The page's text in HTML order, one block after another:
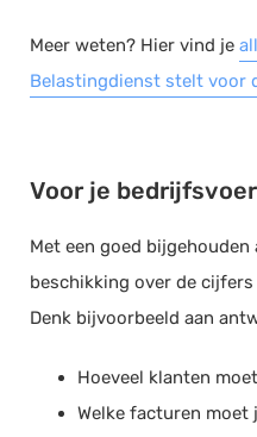
Meer weten? Hier vind je
Belastingdienst stelt voor
Voor je
Met een goed
beschikking over de
Denk bijvoorbeeld aan
Hoeveel klanten
Welke facturen moet